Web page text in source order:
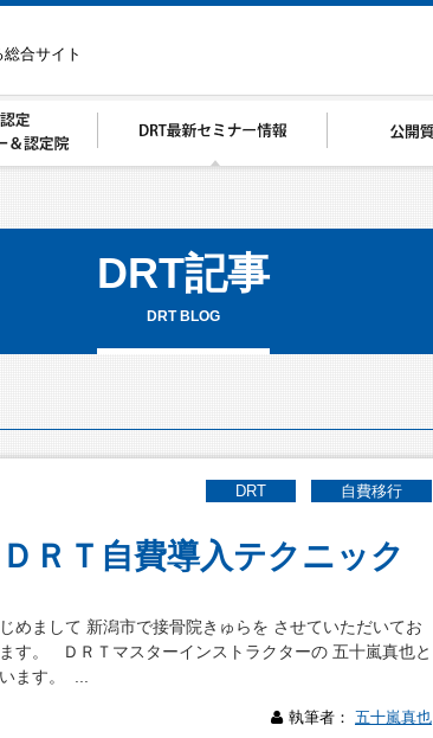
合サイト
DRT記事
DRT BLOG
DRT 自費移行
ＲＴ自費導入テクニック
めまして 新潟市で接骨院きゅらを させていただいてお
す。 ＤＲＴマスターインストラクターの 五十嵐真也と
ます。 ...
執筆者： 五十嵐真也